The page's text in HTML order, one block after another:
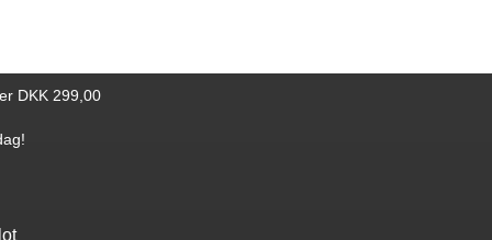
DKK 299,00